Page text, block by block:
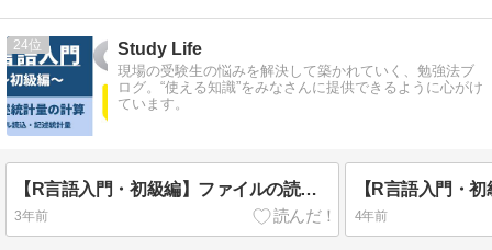
24 Study Life
現場の受験生の悩みを解決して築かれていく、勉強法ブ
ログ。“使える知識”をみなさんに提供できるように心がけ
ています。
【R言語入門・初級編】ファイルの読み込み・記述統計量の計算
3年前
【R言語入門・
4年前